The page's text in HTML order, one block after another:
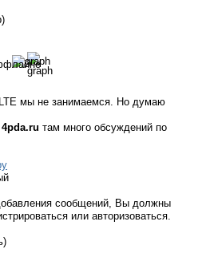
мы не занимаемся. Но думаю
4pda.ru там много обсуждений по
сообщений, Вы должны
или авторизоваться.